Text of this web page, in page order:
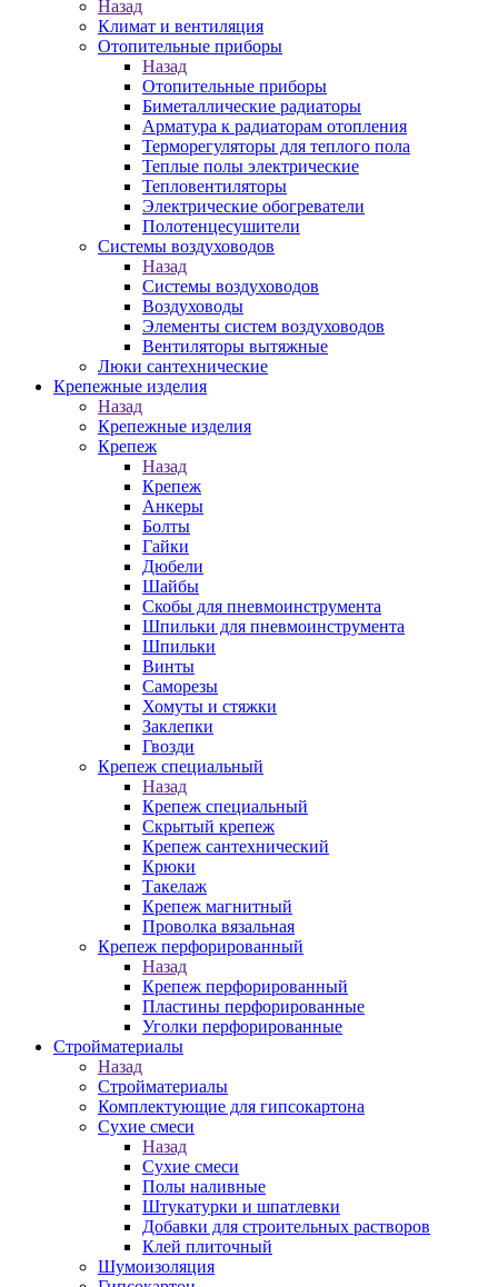
Назад
Климат и вентиляция
Отопительные приборы
Назад
Отопительные приборы
Биметаллические радиаторы
Арматура к радиаторам отопления
Терморегуляторы для теплого пола
Теплые полы электрические
Тепловентиляторы
Электрические обогреватели
Полотенцесушители
Системы воздуховодов
Назад
Системы воздуховодов
Воздуховоды
Элементы систем воздуховодов
Вентиляторы вытяжные
Люки сантехнические
Крепежные изделия
Назад
Крепежные изделия
Крепеж
Назад
Крепеж
Анкеры
Болты
Гайки
Дюбели
Шайбы
Скобы для пневмоинструмента
Шпильки для пневмоинструмента
Шпильки
Винты
Саморезы
Хомуты и стяжки
Заклепки
Гвозди
Крепеж специальный
Назад
Крепеж специальный
Скрытый крепеж
Крепеж сантехнический
Крюки
Такелаж
Крепеж магнитный
Проволка вязальная
Крепеж перфорированный
Назад
Крепеж перфорированный
Пластины перфорированные
Уголки перфорированные
Стройматериалы
Назад
Стройматериалы
Комплектующие для гипсокартона
Сухие смеси
Назад
Сухие смеси
Полы наливные
Штукатурки и шпатлевки
Добавки для строительных растворов
Клей плиточный
Шумоизоляция